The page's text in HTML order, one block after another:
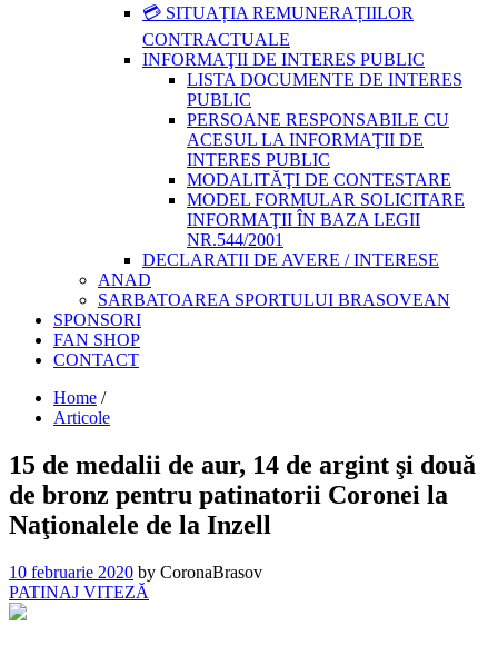
💳 SITUAȚIA REMUNERAȚIILOR
CONTRACTUALE
INFORMAŢII DE INTERES PUBLIC
LISTA DOCUMENTE DE INTERES
PUBLIC
PERSOANE RESPONSABILE CU
ACESUL LA INFORMAŢII DE
INTERES PUBLIC
MODALITĂŢI DE CONTESTARE
MODEL FORMULAR SOLICITARE
INFORMAŢII ÎN BAZA LEGII
NR.544/2001
DECLARATII DE AVERE / INTERESE
ANAD
SARBATOAREA SPORTULUI BRASOVEAN
SPONSORI
FAN SHOP
CONTACT
Home /
Articole
15 de medalii de aur, 14 de argint şi două
de bronz pentru patinatorii Coronei la
Naţionalele de la Inzell
10 februarie 2020 by CoronaBrasov
PATINAJ VITEZĂ